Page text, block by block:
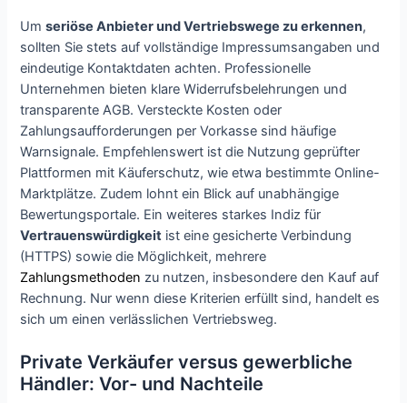
Umseriöse Anbieter und Vertriebswege zu erkennen,
sollten Sie stets auf vollständige Impressumsangaben und
eindeutige Kontaktdaten achten. Professionelle
Unternehmen bieten klare Widerrufsbelehrungen und
transparente AGB. Versteckte Kosten oder
Zahlungsaufforderungen per Vorkasse sind häufige
Warnsignale. Empfehlenswert ist die Nutzung geprüfter
Plattformen mit Käuferschutz, wie etwa bestimmte Online-
Marktplätze. Zudem lohnt ein Blick auf unabhängige
Bewertungsportale. Ein weiteres starkes Indiz für
Vertrauenswürdigkeit ist eine gesicherte Verbindung
(HTTPS) sowie die Möglichkeit, mehrere
Zahlungsmethoden zu nutzen, insbesondere den Kauf auf
Rechnung. Nur wenn diese Kriterien erfüllt sind, handelt es
sich um einen verlässlichen Vertriebsweg.
Private Verkäufer versus gewerbliche
Händler: Vor- und Nachteile